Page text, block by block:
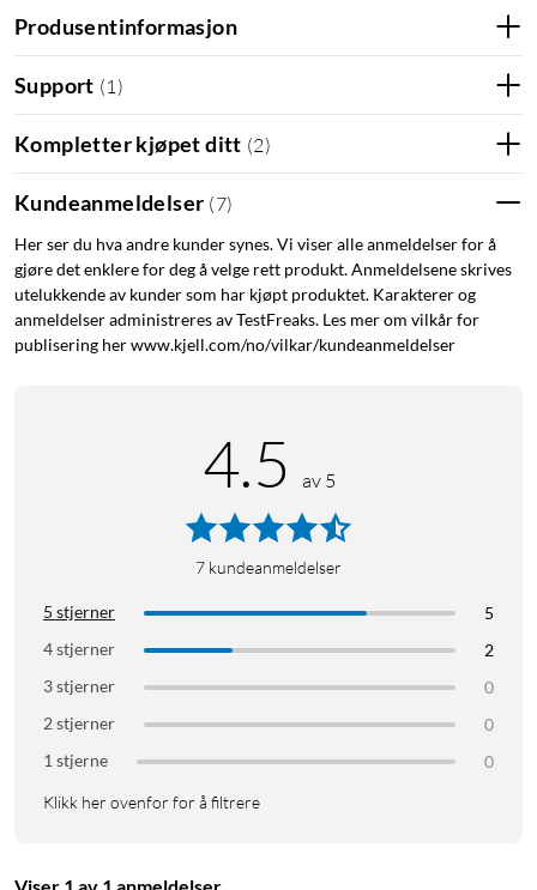
Produsentinformasjon
Support (1 )
Kompletter kjøpet ditt (2)
Kundeanmeldelser (7)
Her ser du hva andre kunder synes. Vi viser alle anmeldelser for å
gjøre det enklere for deg å velge rett produkt. Anmeldelsene skrives
utelukkende av kunder som har kjøpt produktet. Karakterer og
anmeldelser administreres av TestFreaks. Les mer om vilkår for
publisering her www.kjell.com/no/vilkar/kundeanmeldelser
4.5 av 5
7 kundeanmeldelser
5 stjerner
5
4 stjerner
2
3 stjerner
0
2 stjerner
0
1 stjerne
0
Klikk her ovenfor for å filtrere